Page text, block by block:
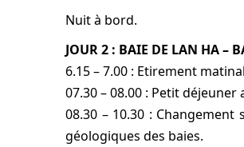
Nuit à bord.
JOUR 2 : BAIE DE LAN HA –
6.15 – 7.00 : Etirement
07.30 – 08.00 : Petit
08.30 – 10.30 :
géologiques des baies.